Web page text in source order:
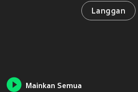
Langgan
Mainkan Semua